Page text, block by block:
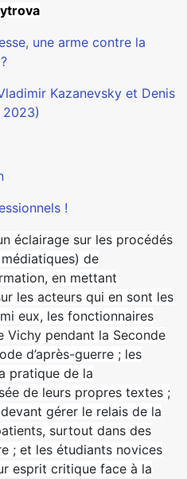
une arme contre la
Kazanevsky et Denis
2023)
!
éclairage sur les procédés
de
en mettant
les acteurs qui en sont les
eux, les fonctionnaires
Vichy pendant la Seconde
d’après-guerre ; les
pratique de la
de leurs propres textes ;
gérer le relais de la
surtout dans des
; et les étudiants novices
esprit critique face à la